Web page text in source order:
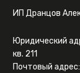
ИП Дранцов
Юридический
кв. 211
Почтовый адрес: